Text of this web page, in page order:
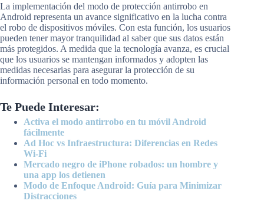
La implementación del modo de protección antirrobo en
Android representa un avance significativo en la lucha contra
el robo de dispositivos móviles. Con esta función, los usuarios
pueden tener mayor tranquilidad al saber que sus datos están
más protegidos. A medida que la tecnología avanza, es crucial
que los usuarios se mantengan informados y adopten las
medidas necesarias para asegurar la protección de su
información personal en todo momento.
Te Puede Interesar:
Activa el modo antirrobo en tu móvil Android
fácilmente
Ad Hoc vs Infraestructura: Diferencias en Redes
Wi-Fi
Mercado negro de iPhone robados: un hombre y
una app los detienen
Modo de Enfoque Android: Guía para Minimizar
Distracciones